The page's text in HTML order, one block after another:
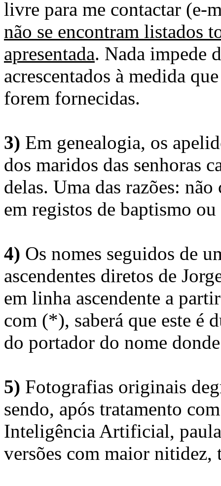
livre para me contactar (e-
não se encontram listados
apresentada. Nada impede
acrescentados à medida
forem fornecidas.
3) Em genealogia, os
dos maridos das senhoras
delas. Uma das razões:
em registos de baptismo
4) Os nomes seguidos de
ascendentes diretos de
em linha ascendente a
com (*), saberá que este é
do portador do nome
5) Fotografias originais
sendo, após tratamento
Inteligência Artificial,
versões com maior nitidez,